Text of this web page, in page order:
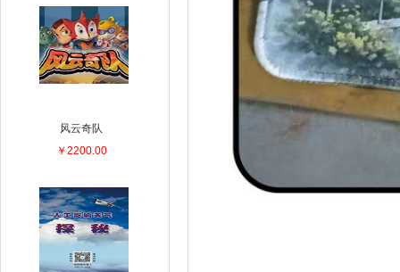
风云奇队
￥2200.00